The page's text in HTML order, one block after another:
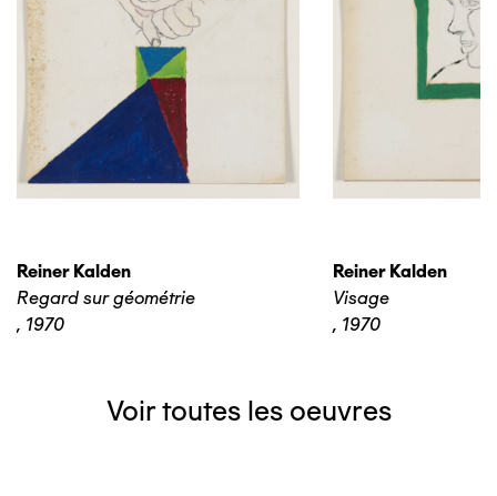
Reiner Kalden
Regard sur géométrie
, 1970
Reiner Kalden
Visage
, 1970
Voir toutes les oeuvres